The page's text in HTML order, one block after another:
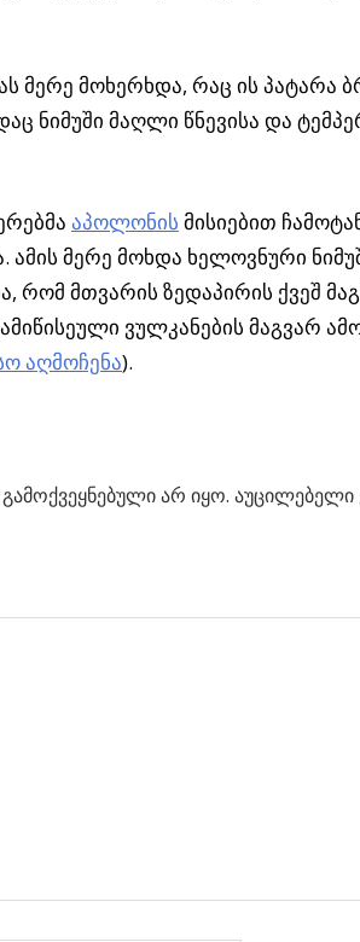
მერე მოხერხდა, რაც ის პატარა
ნიმუში მაღლი წნევისა და
აპოლონის მისიებით
ამის მერე მოხდა ხელოვნური
რომ მთვარის ზედაპირის ქვეშ
ვულკანების მაგვარ
აღმოჩენა).
არ იყო. აუცილებელი